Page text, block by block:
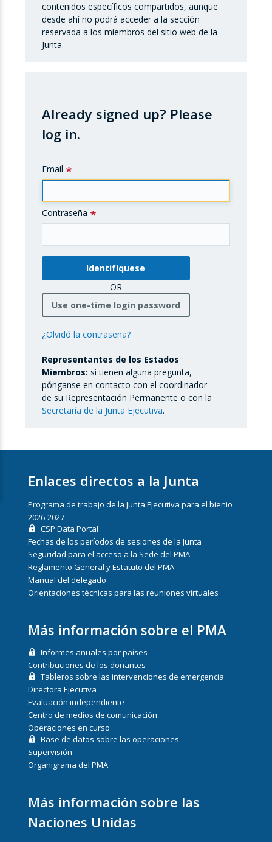
contenidos específicos compartidos, aunque
desde ahí no podrá acceder a la sección
reservada a los miembros del sitio web de la
Junta.
Already signed up? Please
log in.
Email
Contraseña
- OR -
Use one-time login password
¿Olvidó la contraseña?
Representantes de los Estados
Miembros: si tienen alguna pregunta,
pónganse en contacto con el coordinador
de su Representación Permanente o con la
Secretaría de la Junta Ejecutiva.
Enlaces directos a la Junta
Programa de trabajo de la Junta Ejecutiva para el bienio
2026-2027
CSP Data Portal
Fechas de los períodos de sesiones de la Junta
Seguridad para el acceso a la Sede del PMA
Reglamento General y Estatuto del PMA
Manual del delegado
Orientaciones técnicas para las reuniones virtuales
Más información sobre el PMA
Informes anuales por países
Contribuciones de los donantes
Tableros sobre las intervenciones de emergencia
Directora Ejecutiva
Evaluación independiente
Centro de medios de comunicación
Operaciones en curso
Base de datos sobre las operaciones
Supervisión
Organigrama del PMA
Más información sobre las
Naciones Unidas